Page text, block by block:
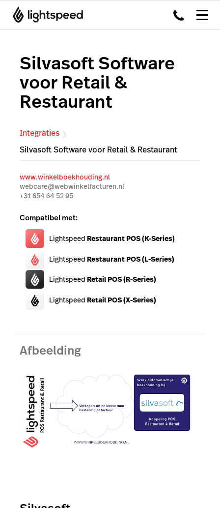
Silvasoft Software
voor Retail &
Restaurant
Integraties
Silvasoft Software voor Retail & Restaurant
www.winkelboekhouding.nl
webcare@webwinkelfacturen.nl
+31 654 64 52 95
Compatibel met:
Lightspeed Restaurant POS (K-Series)
Lightspeed Restaurant POS (L-Series)
Lightspeed Retail POS (R-Series)
Lightspeed Retail POS (X-Series)
Afbeelding